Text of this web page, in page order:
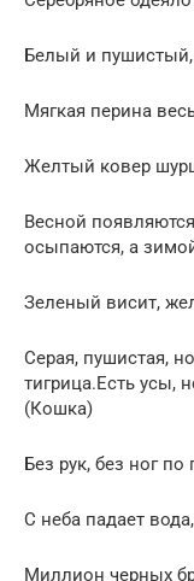
Белый и пушистый,
Мягкая перина
Желтый ковер
Весной
осыпаются, а
Зеленый висит,
Серая, пушистая,
тигрица.Есть усы,
(Кошка)
Без рук, без ног
С неба падает
Миллион черных